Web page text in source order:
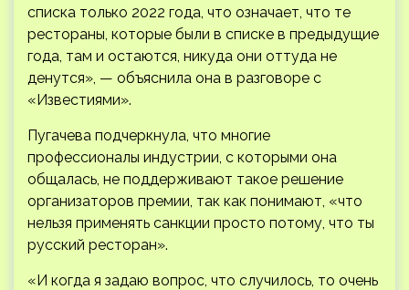
списка только 2022 года, что означает, что те
рестораны, которые были в списке в предыдущие
года, там и остаются, никуда они оттуда не
денутся», — объяснила она в разговоре с
«Известиями».
Пугачева подчеркнула, что многие
профессионалы индустрии, с которыми она
общалась, не поддерживают такое решение
организаторов премии, так как понимают, «что
нельзя применять санкции просто потому, что ты
русский ресторан».
«И когда я задаю вопрос, что случилось, то очень